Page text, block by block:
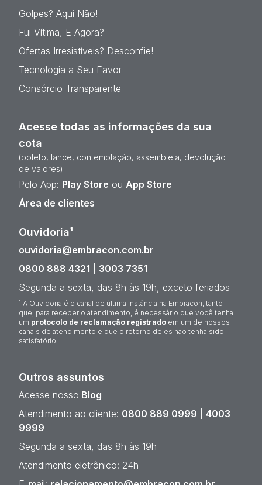
Golpes? Aqui Não!
Fui Vítima, E Agora?
Ofertas Irresistíveis? Desconfie!
Tecnologia a Seu Favor
Consórcio Transparente
Acesse todas as informações da sua
cota
(boleto, lance, contemplação, assembleia, devolução
de valores)
Pelo App: Play Store ou App Store
Área de clientes
Ouvidoria¹
ouvidoria@embracon.com.br
0800 888 4321
3003 7351
Segunda a sexta, das 8h às 19h, exceto feriados
¹ A Ouvidoria é o canal de última instância na Embracon, tanto
que, para receber o atendimento, é necessário que você tenha
um protocolo de reclamação registrado em um de nossos
canais de atendimento e que o retorno deles não tenha sido
satisfatório.
Outros assuntos
Acesse nosso Blog
Atendimento ao cliente: 0800 889 0999
4003
9999
Segunda a sexta, das 8h às 19h
Atendimento eletrônico: 24h